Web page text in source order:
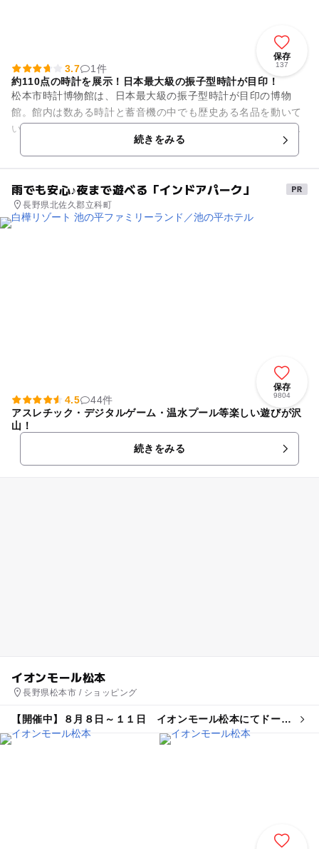
保存
137
3.7
1件
約110点の時計を展示！日本最大級の振子型時計が目印！
松本市時計博物館は、日本最大級の振子型時計が目印の博物
館。館内は数ある時計と蓄音機の中でも歴史ある名品を動いて
いる状態で楽しめるとあって、コレクターはもちろん多くの
人々に人気のスポットとなってい...
続きをみる
雨でも安心♪夜まで遊べる「インドアパーク」
長野県北佐久郡立科町
保存
9804
4.5
44件
アスレチック・デジタルゲーム・温水プール等楽しい遊びが沢
山！
続きをみる
イオンモール松本
長野県松本市 / ショッピング
【開催中】８月８日～１１日 イオンモール松本にてドーム
プラネット開催！